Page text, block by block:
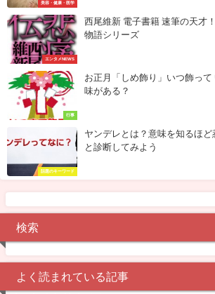
美容・健康・医学
エンタメNEWS
西尾維新 電子書籍 速筆の天才
物語シリーズ
行事
お正月「しめ飾り」いつ飾っ
味がある？
話題のキーワード
ヤンデレとは？意味を知るほ
と診断してみよう
検索
よく読まれている記事